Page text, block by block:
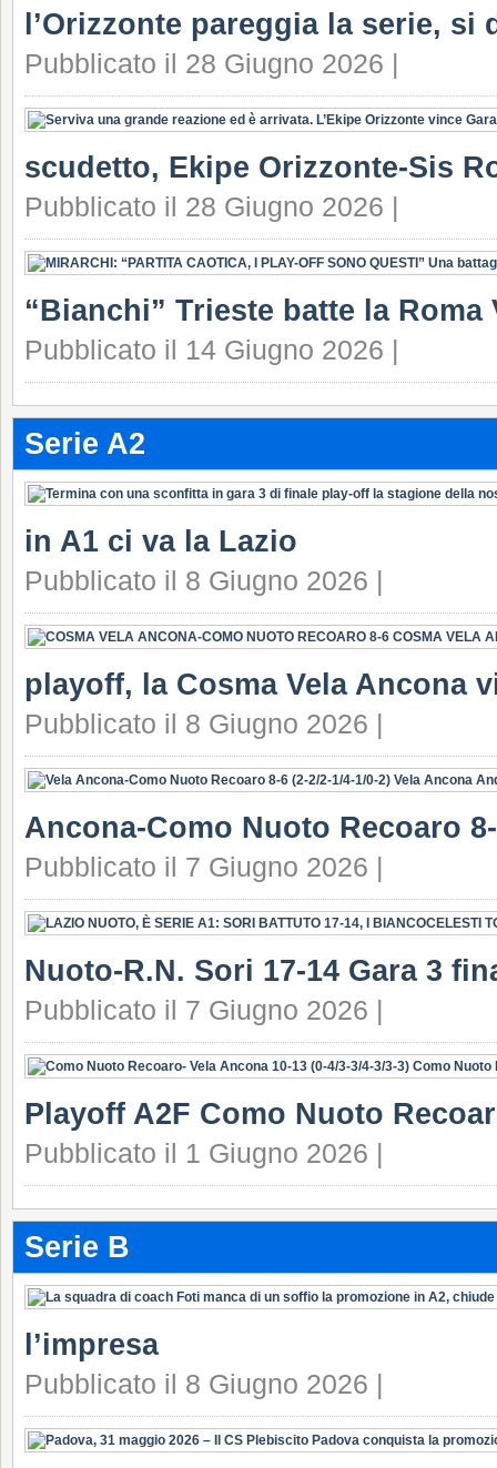
l’Orizzonte pareggia la serie,
Pubblicato il 28 Giugno 2026 |
scudetto, Ekipe Orizzonte-Sis
Pubblicato il 28 Giugno 2026 |
“Bianchi” Trieste batte la Roma
Pubblicato il 14 Giugno 2026 |
Serie A2
in A1 ci va la Lazio
Pubblicato il 8 Giugno 2026 |
playoff, la Cosma Vela Ancona
Pubblicato il 8 Giugno 2026 |
Ancona-Como Nuoto Recoaro
Pubblicato il 7 Giugno 2026 |
Nuoto-R.N. Sori 17-14 Gara 3
Pubblicato il 7 Giugno 2026 |
Playoff A2F Como Nuoto
Pubblicato il 1 Giugno 2026 |
Serie B
l’impresa
Pubblicato il 8 Giugno 2026 |